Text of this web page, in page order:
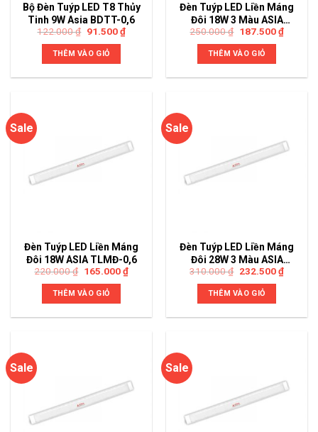
Bộ Đèn Tuýp LED T8 Thủy
Tinh 9W Asia BDTT-0,6
122.000₫ 91.500₫
THÊM VÀO GIỎ
Đèn Tuýp LED Liền Máng
Đôi 18W 3 Màu ASIA
TLMĐ-0,6-DM
250.000₫ 187.500₫
THÊM VÀO GIỎ
Sale
Đèn Tuýp LED Liền Máng
Đôi 18W ASIA TLMĐ-0,6
220.000₫ 165.000₫
THÊM VÀO GIỎ
Sale
Đèn Tuýp LED Liền Máng
Đôi 28W 3 Màu ASIA
TLMĐ-0,9-DM
310.000₫ 232.500₫
THÊM VÀO GIỎ
Sale Sale